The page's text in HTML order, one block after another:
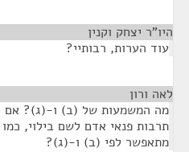
היו"ר יצחק וקנין
עוד הערות, רבותיי?
לאה ורון
מה המשמעות של (ב) ו-(ג)? אם
תרבות פנאי אדם לשם בילוי,
מתאפשר לפי (ב) ו-(ג)?